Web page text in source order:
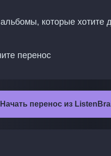
которые хотите
перенос
Начать перенос из